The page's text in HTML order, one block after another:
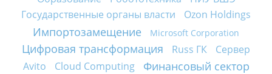
Государственные органы власти
Ozon Holdings
Импортозамещение Microsoft Corporation
Цифровая трансформация Russ ГК
Сервер
Avito
Cloud Computing Финансовый сектор